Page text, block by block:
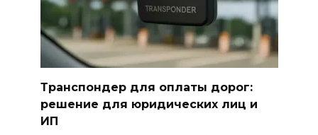
Транспондер для оплаты дорог:
решение для юридических лиц и
ИП